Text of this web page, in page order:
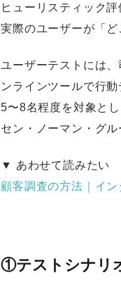
ヒューリスティック
実際のユーザーが「
ユーザーテストには
ンラインツールで行
5〜8名程度を対象と
セン・ノーマン・グ
▼ あわせて読みたい
顧客調査の方法｜イ
①テストシナリ